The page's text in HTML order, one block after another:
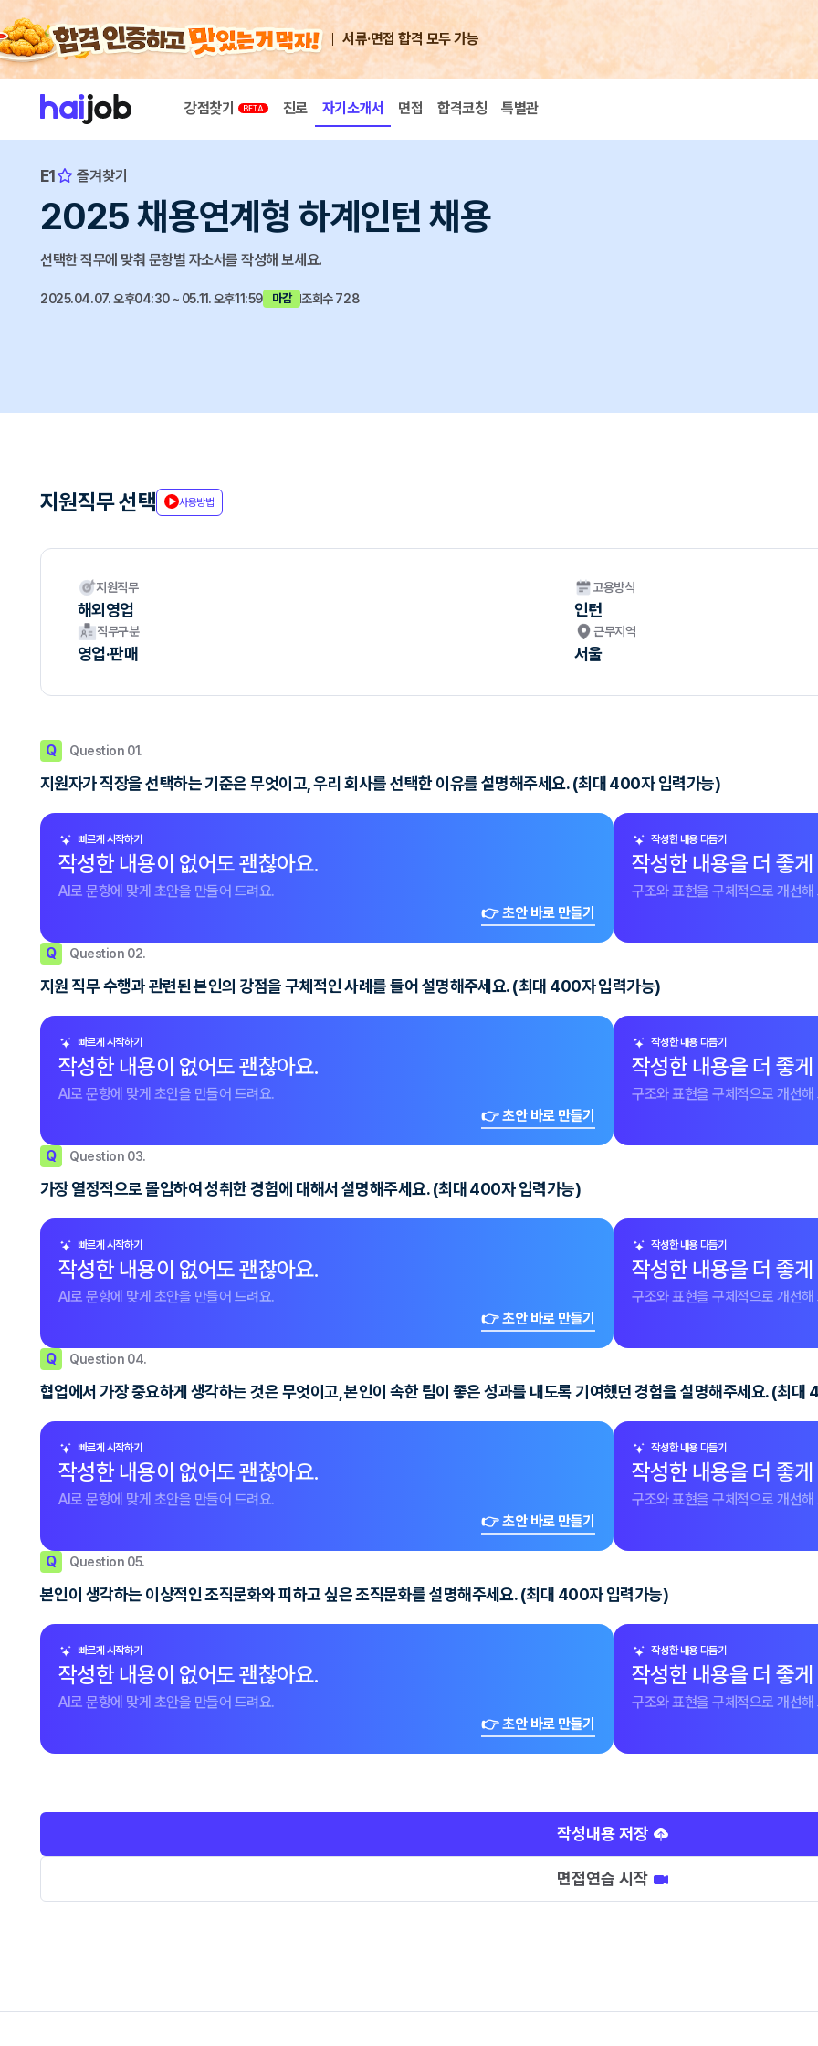
서류·면접 합격 모두 가능
강점찾기 진로 자기소개서 면접 합격코칭 특별관
E1 즐겨찾기
2025 채용연계형 하계인턴 채용
선택한 직무에 맞춰 문항별 자소서를 작성해 보세요.
2025.04.07. 오후04:30 ~ 05.11. 오후11:59 마감 조회수 728
지원직무 선택 사용방법
지원직무
해외영업
고용방식
인턴
직무구분
영업·판매
근무지역
서울
Q Question 01.
지원자가 직장을 선택하는 기준은 무엇이고, 우리 회사를 선택한 이유를 설명해주세요. (최대 400자 입력가능)
빠르게 시작하기
작성한 내용이 없어도 괜찮아요.
AI로 문항에 맞게 초안을 만들어 드려요.
👉 초안 바로 만들기
작성한 내용 다듬기
작성한 내용을 더 좋
구조와 표현을 구체적으로 개선해
Q Question 02.
지원 직무 수행과 관련된 본인의 강점을 구체적인 사례를 들어 설명해주세요. (최대 400자 입력가능)
빠르게 시작하기
작성한 내용이 없어도 괜찮아요.
AI로 문항에 맞게 초안을 만들어 드려요.
👉 초안 바로 만들기
작성한 내용 다듬기
작성한 내용을 더 좋
구조와 표현을 구체적으로 개선해
Q Question 03.
가장 열정적으로 몰입하여 성취한 경험에 대해서 설명해주세요. (최대 400자 입력가능)
빠르게 시작하기
작성한 내용이 없어도 괜찮아요.
AI로 문항에 맞게 초안을 만들어 드려요.
👉 초안 바로 만들기
작성한 내용 다듬기
작성한 내용을 더 좋
구조와 표현을 구체적으로 개선해
Q Question 04.
협업에서 가장 중요하게 생각하는 것은 무엇이고, 본인이 속한 팀이 좋은 성과를 내도록 기여했던 경험을 설명해주세요. (최
빠르게 시작하기
작성한 내용이 없어도 괜찮아요.
AI로 문항에 맞게 초안을 만들어 드려요.
👉 초안 바로 만들기
작성한 내용 다듬기
작성한 내용을 더 좋
구조와 표현을 구체적으로 개선해
Q Question 05.
본인이 생각하는 이상적인 조직문화와 피하고 싶은 조직문화를 설명해주세요. (최대 400자 입력가능)
빠르게 시작하기
작성한 내용이 없어도 괜찮아요.
AI로 문항에 맞게 초안을 만들어 드려요.
👉 초안 바로 만들기
작성한 내용 다듬기
작성한 내용을 더 좋
구조와 표현을 구체적으로 개선해
작성내용 저장
면접연습 시작